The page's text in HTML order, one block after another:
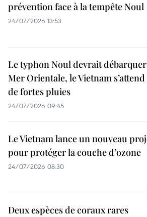
prévention face à la tempête Noul
24/07/2026 13:53
Le typhon Noul devrait
Mer Orientale, le Vietnam s’attend
de fortes pluies
24/07/2026 09:45
Le Vietnam lance un nouveau
pour protéger la couche d’ozone
24/07/2026 08:30
Deux espèces de coraux rares